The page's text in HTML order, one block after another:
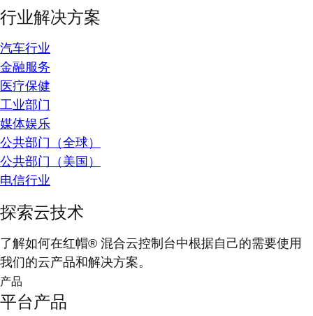
行业解决方案
汽车行业
金融服务
医疗保健
工业部门
媒体娱乐
公共部门（全球）
公共部门（美国）
电信行业
探索云技术
了解如何在红帽® 混合云控制台中根据自己的需要使用
我们的云产品和解决方案。
产品
平台产品